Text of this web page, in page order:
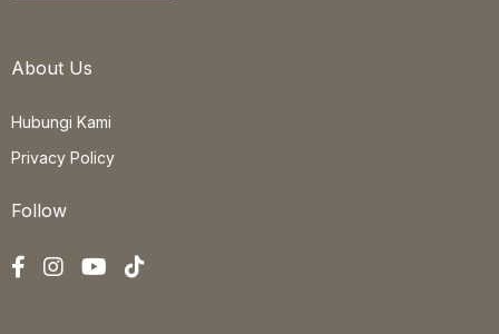
About Us
Hubungi Kami
Privacy Policy
Follow